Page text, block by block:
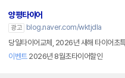
양평타이어
광고
blog.naver.com/wktjdla
당일타이어교체, 2026년 새해 타이어초
이벤트2026년 8월초타이어할인